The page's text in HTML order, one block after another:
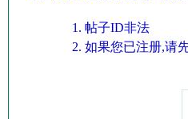
帖子ID非法
如果您已注册,请